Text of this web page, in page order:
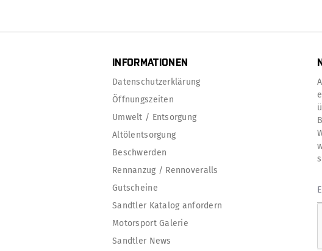
INFORMATIONEN
Datenschutzerklärung
Öffnungszeiten
Umwelt / Entsorgung
Altölentsorgung
Beschwerden
Rennanzug / Rennoveralls
Gutscheine
Sandtler Katalog anfordern
Motorsport Galerie
Sandtler News